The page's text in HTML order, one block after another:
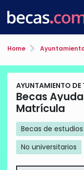
Home
AYUNTAMIENTO DE
Becas
Matrícula
Becas de estudios
No universitarios